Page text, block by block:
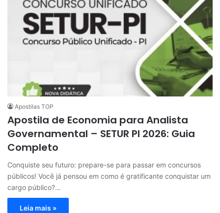
Apostilas TOP
Apostila de Economia para Analista
Governamental – SETUR PI 2026: Guia
Completo
Conquiste seu futuro: prepare-se para passar em concursos
públicos! Você já pensou em como é gratificante conquistar um
cargo público?…
Leia mais »